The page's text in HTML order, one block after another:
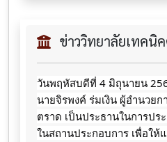
ข่าววิทยาลัยเทคนิ
วันพฤหัสบดีที่ 4 มิถุนายน
นายจิรพงค์ ร่มเงิน ผู้อำนวย
ตราด เป็นประธานในการปร
ในสถานประกอบการ เพื่อให้